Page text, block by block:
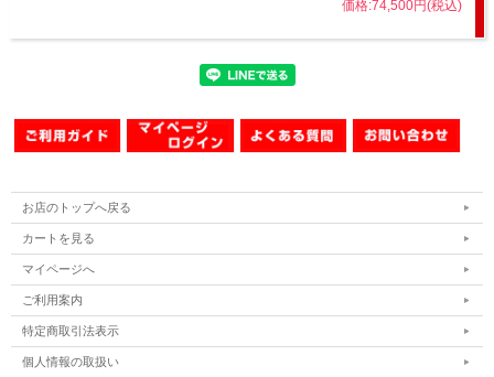
価格:74,500円(税込)
お店のトップへ戻る
カートを見る
マイページへ
ご利用案内
特定商取引法表示
個人情報の取扱い